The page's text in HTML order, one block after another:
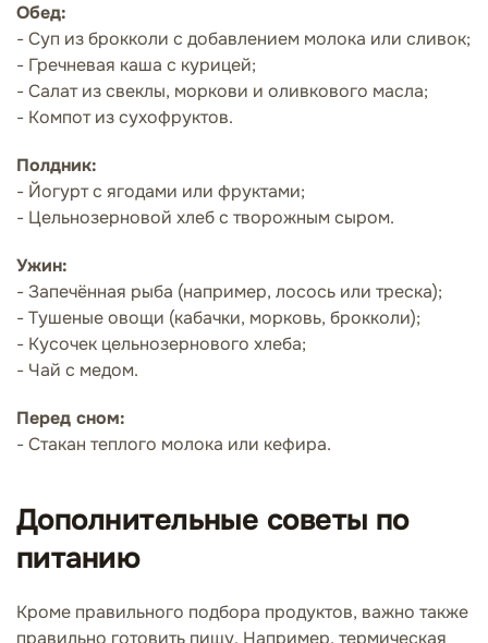
Обед:
- Суп из брокколи с добавлением молока или сливок;
- Гречневая каша с курицей;
- Салат из свеклы, моркови и оливкового масла;
- Компот из сухофруктов.
Полдник:
- Йогурт с ягодами или фруктами;
- Цельнозерновой хлеб с творожным сыром.
Ужин:
- Запечённая рыба (например, лосось или треска);
- Тушеные овощи (кабачки, морковь, брокколи);
- Кусочек цельнозернового хлеба;
- Чай с медом.
Перед сном:
- Стакан теплого молока или кефира.
Дополнительные советы по
питанию
Кроме правильного подбора продуктов, важно также
правильно готовить пищу. Например, термическая